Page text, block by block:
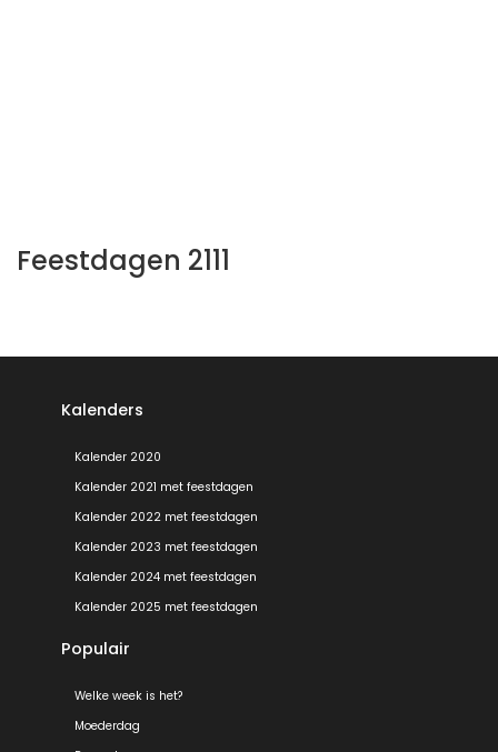
Feestdagen 2111
Kalenders
Kalender 2020
Kalender 2021 met feestdagen
Kalender 2022 met feestdagen
Kalender 2023 met feestdagen
Kalender 2024 met feestdagen
Kalender 2025 met feestdagen
Populair
Welke week is het?
Moederdag